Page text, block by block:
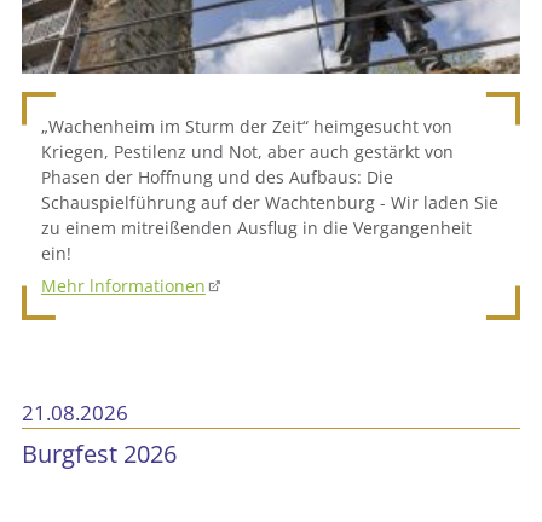
„Wachenheim im Sturm der Zeit“ heimgesucht von
Kriegen, Pestilenz und Not, aber auch gestärkt von
Phasen der Hoffnung und des Aufbaus: Die
Schauspielführung auf der Wachtenburg - Wir laden Sie
zu einem mitreißenden Ausflug in die Vergangenheit
ein!
Mehr lnformationen
21.08.2026
Burgfest 2026